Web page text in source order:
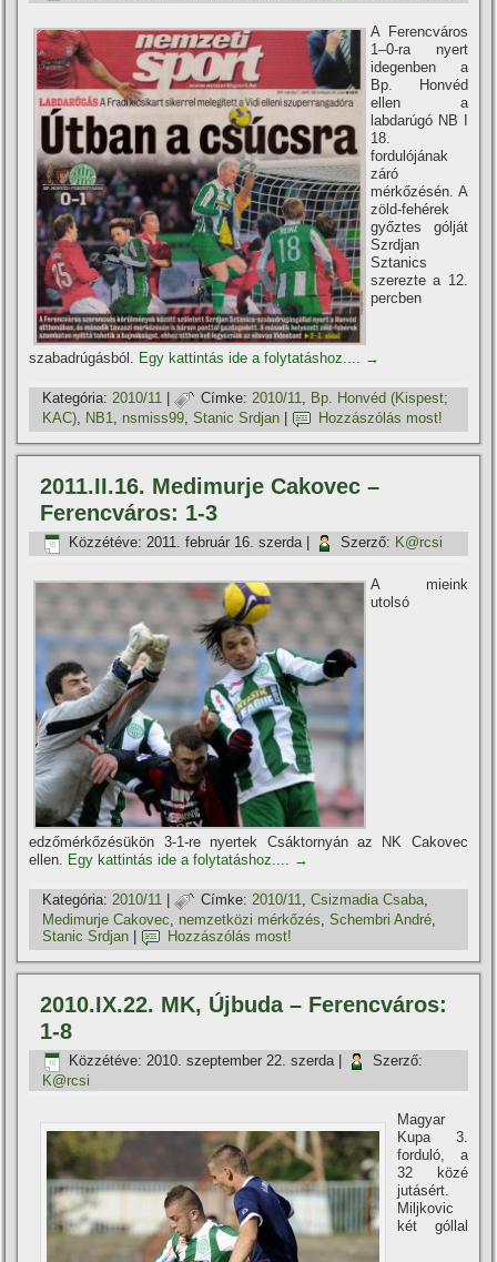
A Ferencváros
1–0-ra nyert
idegenben a
Bp. Honvéd
ellen a
labdarúgó NB I
18.
fordulójának
záró
mérkőzésén. A
zöld-fehérek
győztes gólját
Szrdjan
Sztanics
szerezte a 12.
percben
szabadrúgásból. Egy kattintás ide a folytatáshoz.... →
Kategória: 2010/11 | Címke: 2010/11, Bp. Honvéd (Kispest;
KAC), NB1, nsmiss99,Stanic Srdjan Hozzászólás most!
2011.II.16. Medimurje Cakovec –
Ferencváros: 1-3
Közzétéve: 2011. február 16. szerda| Szerző: K@rcsi
A mieink
utolsó
edzőmérkőzésükön 3-1-re nyertek Csáktornyán az NK Cakovec
ellen.
Egy kattintás ide a folytatáshoz.... →
Kategória: 2010/11 | Címke: 2010/11,Csizmadia Csaba,
Medimurje Cakovec
nemzetközi mérkőzés ,Schembri André
Stanic Srdjan
Hozzászólás most!
2010.IX.22. MK, Újbuda – Ferencváros:
1-8
Közzétéve: 2010. szeptember 22. szerda|
Szerző:
K@rcsi
Magyar
Kupa 3.
forduló, a
32 közé
jutásért.
Miljkovic
két góllal